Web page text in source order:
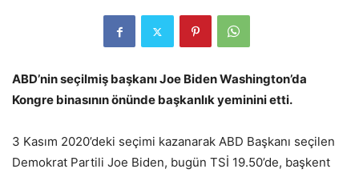
ABD’nin seçilmiş başkanı Joe Biden Washington’da
Kongre binasının önünde başkanlık yeminini etti.
3 Kasım 2020’deki seçimi kazanarak ABD Başkanı seçilen
Demokrat Partili Joe Biden, bugün TSİ 19.50’de, başkent